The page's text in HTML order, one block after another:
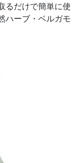
るだけで簡単に使
ハーブ・ベルガモ